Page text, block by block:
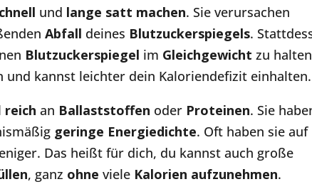
und lange satt machen. Sie verursachen
Abfall deines Blutzuckerspiegels.
Blutzuckerspiegel im Gleichgewicht zu
und kannst leichter dein Kaloriendefizit einhalten.
reich an Ballaststoffen oder Proteinen. Sie
geringe Energiedichte. Oft haben sie auf
Das heißt für dich, du kannst auch große
, ganz ohne viele Kalorien aufzunehmen.